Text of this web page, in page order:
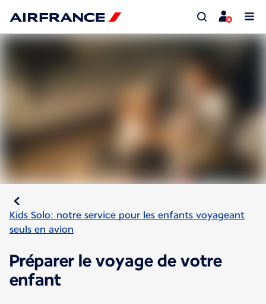
Kids Solo: notre service pour les enfants voyageant
seuls en avion
Préparer le voyage de votre
enfant